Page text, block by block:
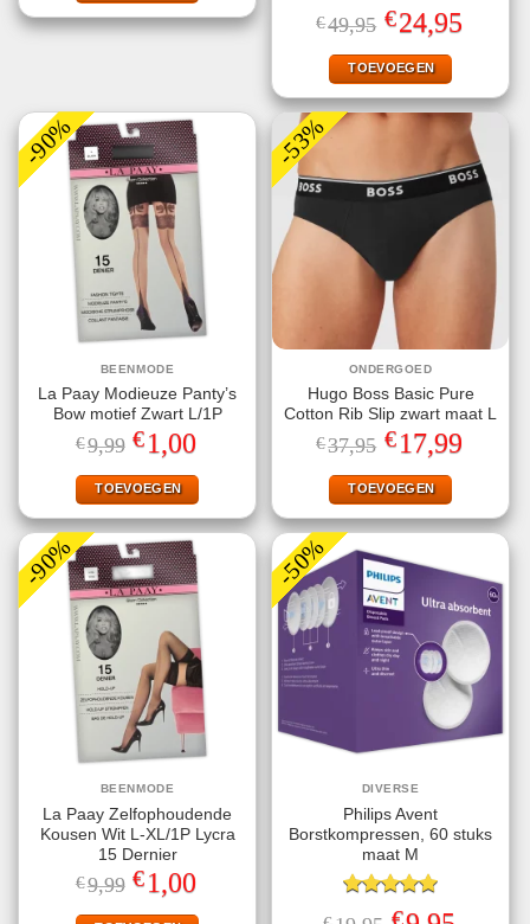
Gewaardeerd
5.00uit 5
€49,95 Oorspronkelijke
prijs
was:
€49,95.
€24,95prijs
TOEVOEGEN
-90%
BEENMODE
La Paay Modieuze Panty’s
Bow motief Zwart L/1P
€9,99 Oorspronkelijke
prijs
was:
€9,99.
€1,00
is:
€1,00.
TOEVOEGEN
-53%
ONDERGOED
Hugo Boss Basic Pure
Cotton Rib Slip zwart maat L
€37,95 Oorspronkelijke
prijs
was:
€37,95.
€17,99Huidige
prijs
TOEVOEGEN
-90%
BEENMODE
La Paay Zelfophoudende
Kousen Wit L-XL/1P Lycra
15 Dernier
€9,99 Oorspronkelijke
prijs
was:
€1,00
is:
-50%
DIVERSE
Philips Avent
Borstkompressen, 60 stuks
maat M
Gewaardeerd
Oorspronkelijke
€